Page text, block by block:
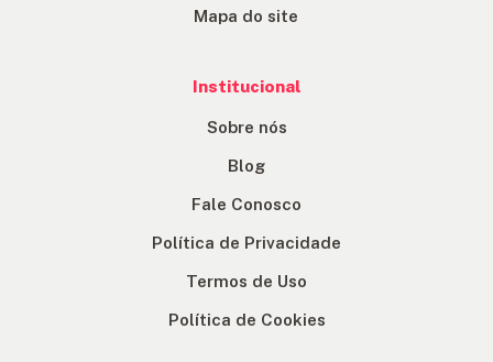
Mapa do site
Institucional
Sobre nós
Blog
Fale Conosco
Política de Privacidade
Termos de Uso
Política de Cookies